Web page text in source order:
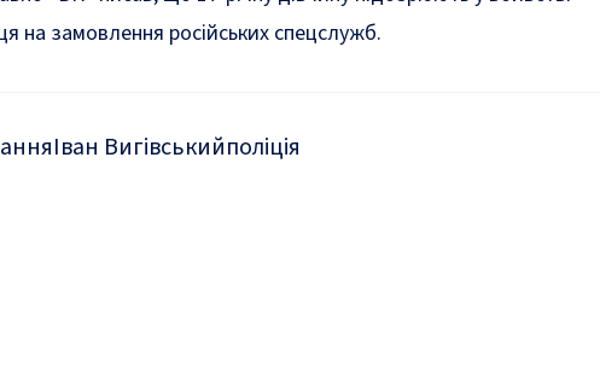
на замовлення російських спецслужб.
Іван Вигівськийполіція